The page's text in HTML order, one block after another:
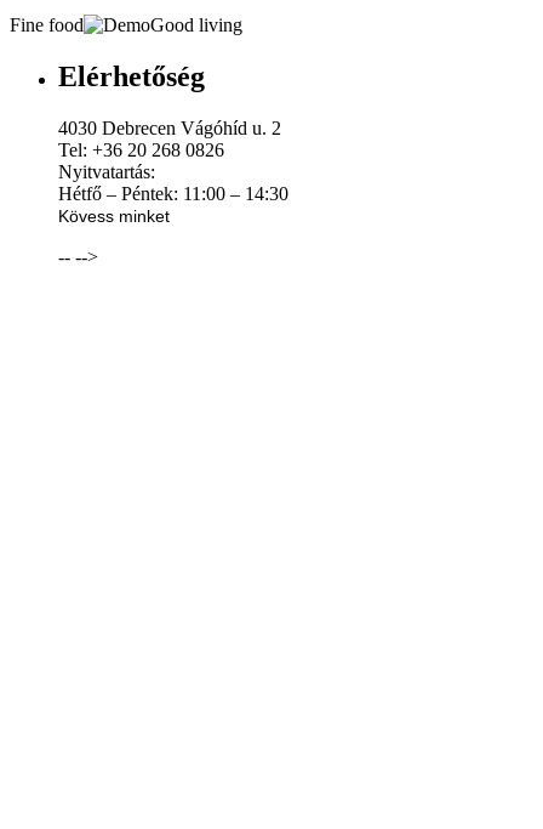
Fine food Good living
Elérhetőség
4030 Debrecen Vágóhíd u. 2
Tel: +36 20 268 0826
Nyitvatartás:
Hétfő – Péntek: 11:00 – 14:30
Kövess minket
-- -->